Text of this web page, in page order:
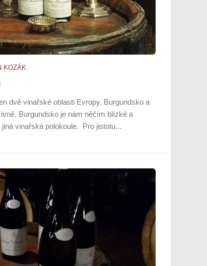
KOZÁK
dvě vinařské oblasti Evropy. Burgundsko a
Burgundsko je nám něčím blízké a
vinařská polokoule. Pro jistotu...